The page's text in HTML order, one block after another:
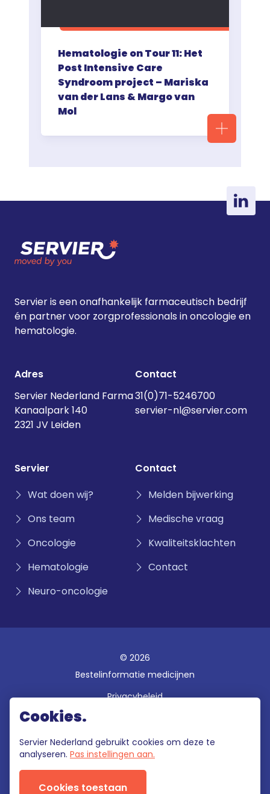
Hematologie on Tour 11: Het
Post Intensive Care
Syndroom project – Mariska
van der Lans & Margo van
Mol
Servier is een onafhankelijk farmaceutisch bedrijf
én partner voor zorgprofessionals in oncologie en
hematologie.
Adres
Servier Nederland Farma
Kanaalpark 140
2321 JV Leiden
Contact
31(0)71-5246700
servier-nl@servier.com
Servier
Wat doen wij?
Ons team
Oncologie
Hematologie
Neuro-oncologie
Contact
Melden bijwerking
Medische vraag
Kwaliteitsklachten
Contact
© 2026
Bestelinformatie medicijnen
Privacybeleid
Gebruiksvoorwaarden
Klokkenluidersregeling
Deze site wordt onderhouden door Servier Nederland die als enige
Cookies.
Servier Nederland gebruikt cookies om deze te
analyseren. Pas instellingen aan.
Cookies toestaan